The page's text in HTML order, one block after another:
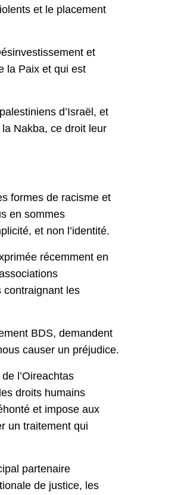
et le placement
et
la Paix et qui est
d’Israël, et
Nakba, ce droit leur
formes de racisme et
en sommes
et non l’identité.
récemment en
contraignant les
BDS, demandent
causer un préjudice.
l’Oireachtas
droits humains
et impose aux
un traitement qui
partenaire
de justice, les